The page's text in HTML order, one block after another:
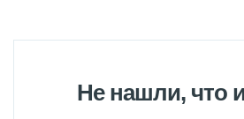
Не нашли, что